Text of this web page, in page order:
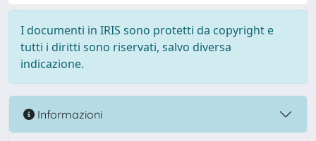
I documenti in IRIS sono protetti da copyright e
tutti i diritti sono riservati, salvo diversa
indicazione.
Informazioni